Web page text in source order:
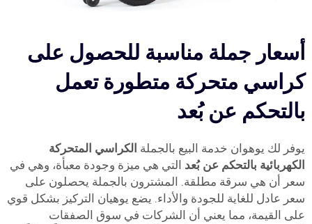
أسعار جملة مناسبة للحصول على
كراسي متحركة متطورة تعمل
بالتحكم عن بُعد
يوفر لك يوهوان خدمة البيع بالجملة الكراسي المتحركة
الكهربائية بالتحكم عن بُعد التي هي ميزة وجودة معبأة، وهي في
سعر أن هي سرقة مطلقة. المشترون بالجملة يحصلون على
سعر عادل للغاية للجودة والأداء. يضع يوهيان التركيز بشكل قوي
على القيمة، مما يعني أن الشركات في سوق الصفقات